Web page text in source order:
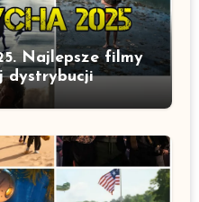
Najlepsze filmy
dystrybucji